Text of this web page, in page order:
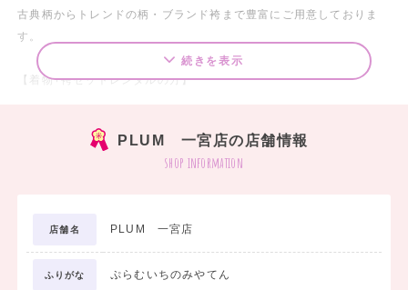
古典柄からトレンドの柄・ブランド袴まで豊富にご用意しておりま
す。
【着物+袴セットレンタルの方】
②無料で前撮り撮影がついてきます！
※お写真代別途
続きを表示
PLUM 一宮店の店舗情報
shop information
店舗名 PLUM 一宮店
ふりがな ぷらむいちのみやてん